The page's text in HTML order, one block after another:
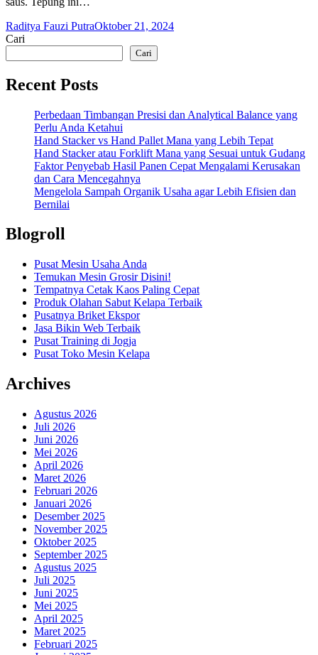
Raditya Fauzi PutraOktober 21, 2024
Cari
Cari
Recent Posts
Perbedaan Timbangan Presisi dan Analytical Balance yang
Perlu Anda Ketahui
Hand Stacker vs Hand Pallet Mana yang Lebih Tepat
Hand Stacker atau Forklift Mana yang Sesuai untuk Gudang
Faktor Penyebab Hasil Panen Cepat Mengalami Kerusakan
dan Cara Mencegahnya
Mengelola Sampah Organik Usaha agar Lebih Efisien dan
Bernilai
Blogroll
Pusat Mesin Usaha Anda
Temukan Mesin Grosir Disini!
Tempatnya Cetak Kaos Paling Cepat
Produk Olahan Sabut Kelapa Terbaik
Pusatnya Briket Ekspor
Jasa Bikin Web Terbaik
Pusat Training di Jogja
Pusat Toko Mesin Kelapa
Archives
Agustus 2026
Juli 2026
Juni 2026
Mei 2026
April 2026
Maret 2026
Februari 2026
Januari 2026
Desember 2025
November 2025
Oktober 2025
September 2025
Agustus 2025
Juli 2025
Juni 2025
Mei 2025
April 2025
Maret 2025
Februari 2025